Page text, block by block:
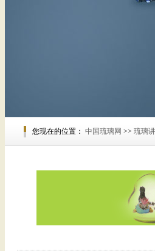
您现在的位置： 中国琉璃网 >> 琉璃